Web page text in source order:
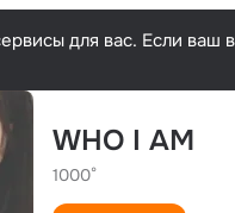
для вас. Если ваш
WHO I AM
1000°